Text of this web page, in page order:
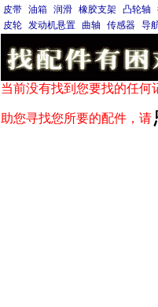
皮带 油箱 润滑 橡胶支架 凸轮轴
皮轮 发动机悬置 曲轴 传感器 导
当前没有找到您要找的任
助您寻找您所要的配件，请